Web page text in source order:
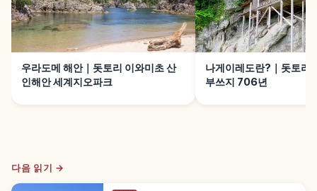
우라도메 해안｜돗토리 이와미초 산
인해안 세계지오파크
나게이레도란?｜돗토리
부쓰지 706년
다음 읽기 →